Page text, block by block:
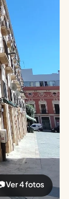
Ver 4 fotos